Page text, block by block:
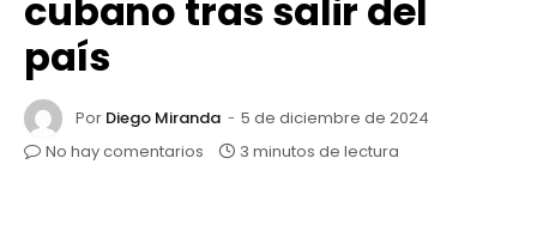
cubano tras salir del
país
Por Diego Miranda
5 de diciembre de 2024
No hay comentarios
3 minutos de lectura